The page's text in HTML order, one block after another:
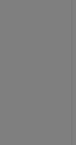
i nytt fönster.